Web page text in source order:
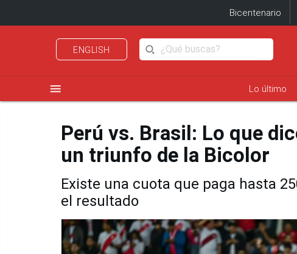
Bicentenario
ENGLISH
menu Lo último
Perú vs. Brasil: Lo que
un triunfo de la Bicolor
Existe una cuota que paga hasta
el resultado